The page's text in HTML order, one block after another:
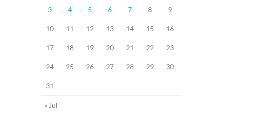
3 4 5 6 7 8 9
10 11 12 13 14 15 16
17 18 19 20 21 22 23
24 25 26 27 28 29 30
31
« Jul